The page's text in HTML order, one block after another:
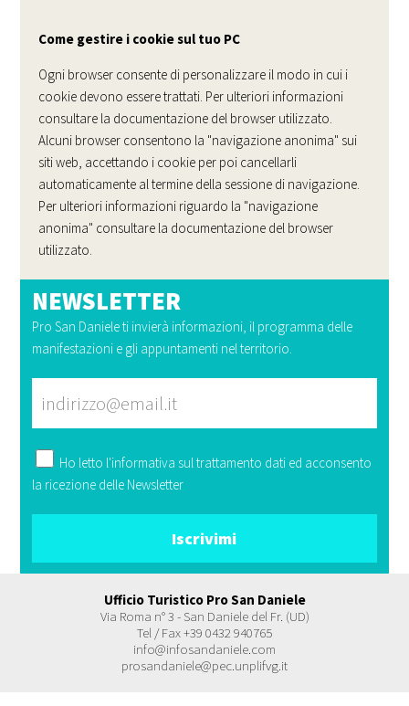
Come gestire i cookie sul tuo PC
Ogni browser consente di personalizzare il modo in cui i
cookie devono essere trattati. Per ulteriori informazioni
consultare la documentazione del browser utilizzato.
Alcuni browser consentono la "navigazione anonima" sui
siti web, accettando i cookie per poi cancellarli
automaticamente al termine della sessione di navigazione.
Per ulteriori informazioni riguardo la "navigazione
anonima" consultare la documentazione del browser
utilizzato.
NEWSLETTER
Pro San Daniele ti invierà informazioni, il programma delle
manifestazioni e gli appuntamenti nel territorio.
Ho letto l'informativa sul trattamento dati ed acconsento
la ricezione delle Newsletter
Ufficio Turistico Pro San Daniele
Via Roma n° 3 - San Daniele del Fr. (UD)
Tel / Fax +39 0432 940765
info@infosandaniele.com
prosandaniele@pec.unplifvg.it